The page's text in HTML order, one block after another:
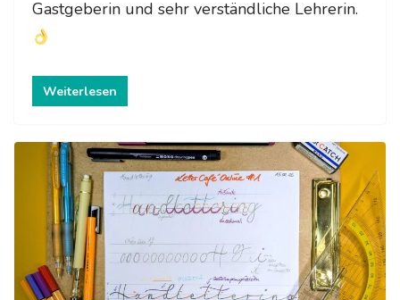
Gastgeberin und sehr verständliche Lehrerin.
Weiterlesen